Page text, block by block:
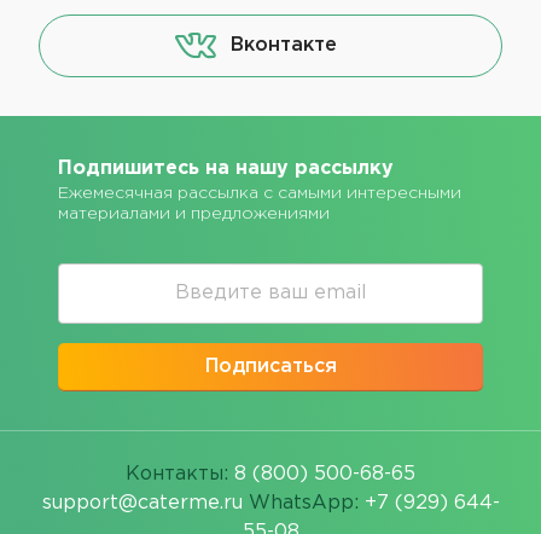
Вконтакте
Подпишитесь на нашу рассылку
Ежемесячная рассылка с самыми интересными
материалами и предложениями
Подписаться
Контакты: 8 (800) 500-68-65
support@caterme.ru WhatsApp: +7 (929) 644-